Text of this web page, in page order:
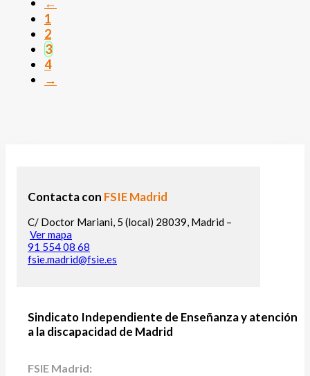
←
1
2
3
4
→
Contacta con FSIE Madrid
C/ Doctor Mariani, 5 (local) 28039, Madrid –
Ver mapa
91 554 08 68
fsie.madrid@fsie.es
Sindicato Independiente de Enseñanza y atención
a la discapacidad de Madrid
FSIE Madrid: